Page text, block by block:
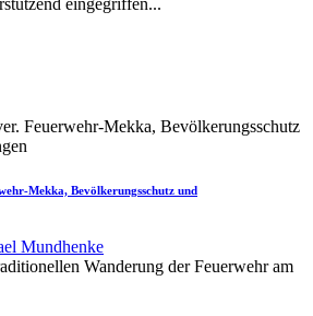
Mekka, Bevölkerungsschutz und
Mundhenke